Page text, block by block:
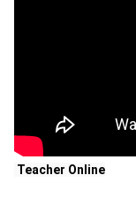
Teacher Online